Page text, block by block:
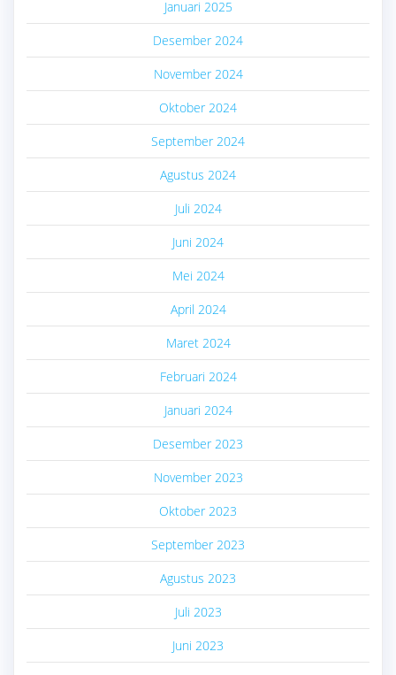
Januari 2025
Desember 2024
November 2024
Oktober 2024
September 2024
Agustus 2024
Juli 2024
Juni 2024
Mei 2024
April 2024
Maret 2024
Februari 2024
Januari 2024
Desember 2023
November 2023
Oktober 2023
September 2023
Agustus 2023
Juli 2023
Juni 2023